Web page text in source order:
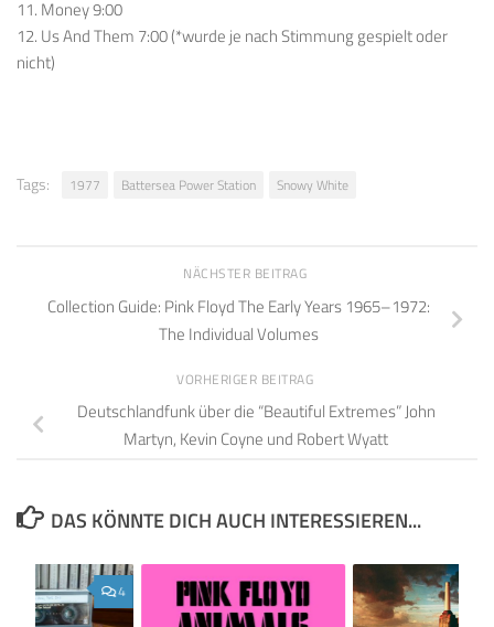
11. Money 9:00
12. Us And Them 7:00 (*wurde je nach Stimmung gespielt oder
nicht)
Tags: 1977 Battersea Power Station Snowy White
NÄCHSTER BEITRAG
Collection Guide: Pink Floyd The Early Years 1965–1972:
The Individual Volumes
VORHERIGER BEITRAG
Deutschlandfunk über die “Beautiful Extremes” John
Martyn, Kevin Coyne und Robert Wyatt
DAS KÖNNTE DICH AUCH INTERESSIEREN...
4